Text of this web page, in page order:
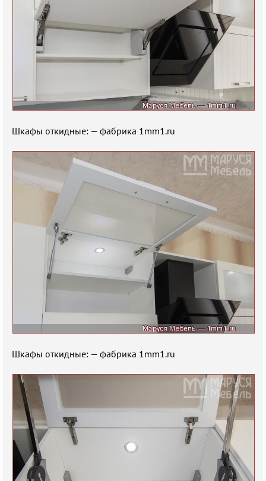
Шкафы откидные: — фабрика 1mm1.ru
Шкафы откидные: — фабрика 1mm1.ru